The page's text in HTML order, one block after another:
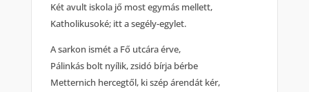
Két avult iskola jő most egymás mellett,
Katholikusoké; itt a segély-egylet.
A sarkon ismét a Fő utcára érve,
Pálinkás bolt nyílik, zsidó bírja bérbe
Metternich hercegtől, ki szép árendát kér,